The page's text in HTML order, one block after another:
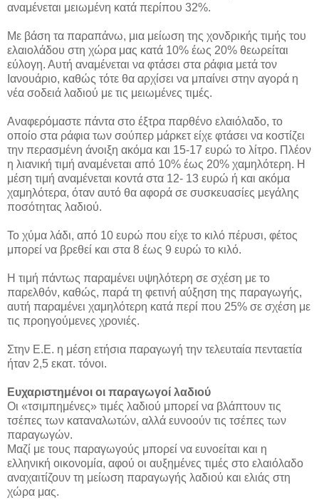
αναμένεται μειωμένη κατά περίπου 32%.
Με βάση τα παραπάνω, μια μείωση της χονδρικής τιμής του
ελαιολάδου στη χώρα μας κατά 10% έως 20% θεωρείται
εύλογη. Αυτή αναμένεται να φτάσει στα ράφια μετά τον
Ιανουάριο, καθώς τότε θα αρχίσει να μπαίνει στην αγορά η
νέα σοδειά λαδιού με τις μειωμένες τιμές.
Αναφερόμαστε πάντα στο έξτρα παρθένο ελαιόλαδο, το
οποίο στα ράφια των σούπερ μάρκετ είχε φτάσει να κοστίζει
την περασμένη άνοιξη ακόμα και 15-17 ευρώ το λίτρο. Πλέον
η λιανική τιμή αναμένεται από 10% έως 20% χαμηλότερη. Η
μέση τιμή αναμένεται κοντά στα 12- 13 ευρώ ή και ακόμα
χαμηλότερα, όταν αυτό θα αφορά σε συσκευασίες μεγάλης
ποσότητας λαδιού.
Το χύμα λάδι, από 10 ευρώ που είχε το κιλό πέρυσι, φέτος
μπορεί να βρεθεί και στα 8 έως 9 ευρώ το κιλό.
Η τιμή πάντως παραμένει υψηλότερη σε σχέση με το
παρελθόν, καθώς, παρά τη φετινή αύξηση της παραγωγής,
αυτή παραμένει χαμηλότερη κατά περί που 25% σε σχέση με
τις προηγούμενες χρονιές.
Στην Ε.Ε. η μέση ετήσια παραγωγή την τελευταία πενταετία
ήταν 2,5 εκατ. τόνοι.
Ευχαριστημένοι οι παραγωγοί λαδιού
Οι «τσιμπημένες» τιμές λαδιού μπορεί να βλάπτουν τις
τσέπες των καταναλωτών, αλλά ευνοούν τις τσέπες των
παραγωγών.
Μαζί με τους παραγωγούς μπορεί να ευνοείται και η
ελληνική οικονομία, αφού οι αυξημένες τιμές στο ελαιόλαδο
αναχαιτίζουν τη μείωση παραγωγής λαδιού και ελιάς στη
χώρα μας.